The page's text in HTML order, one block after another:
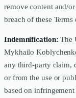
remove content and/
breach of these
Indemnification: The
Mykhailo
any third-party claim,
or from the use or
based on